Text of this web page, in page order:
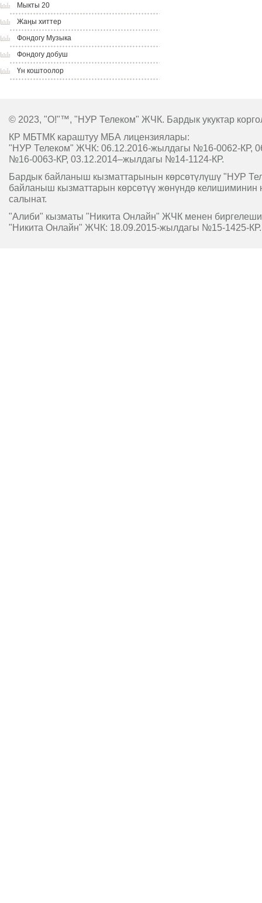
Мыкты 20
Жаңы хиттер
Фондогу Музыка
Фондогу добуш
Үн коштоолор
© 2023, "O!"™, "НУР Телеком" ЖЧК. Бардык укуктар
КР МБТМК караштуу МБА лицензиялары:
"НУР Телеком" ЖЧК: 06.12.2016-жылдагы №16-0062-КР,
№16-0063-КР, 03.12.2014–жылдагы №14-1124-КР.
Бардык байланыш кызматтарынын көрсөтүлүшү "НУР
байланыш кызматтарын көрсөтүү жөнүндө келишиминин
салынат.
"Алиби" кызматы "Никита Онлайн" ЖЧК менен
"Никита Онлайн" ЖЧК: 18.09.2015-жылдагы №15-1425-КР.